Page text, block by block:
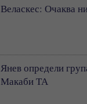
Веласкес: Очаква
Янев определи
Макаби ТА